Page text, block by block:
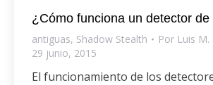
¿Cómo funciona un detector de
antiguas, Shadow Stealth Por Luis
29 junio, 2015
El funcionamiento de los